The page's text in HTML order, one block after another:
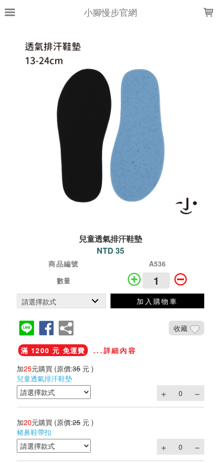
小腳慢步官網
兒童透氣排汗鞋墊
NTD 35
商品編號
A536
數量
加入購物車
收藏
滿 1200 元 免運費
...詳細內容
加25元購買 (原價:35 元 )
兒童透氣排汗鞋墊
加20元購買 (原價:25 元 )
豬鼻鞋帶扣